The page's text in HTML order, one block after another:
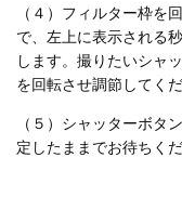
（４）フィルター枠を
で、左上に表示される
します。撮りたいシャ
を回転させ調節してく
（５）シャッターボタ
定したままでお待ちくだ